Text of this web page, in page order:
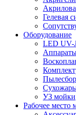
Гелевая
Оборудование
LED UV-
УЗ мойки
Рабочее место